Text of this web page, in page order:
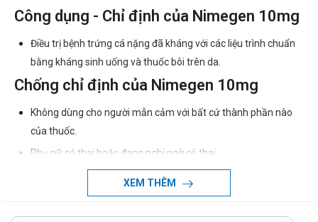
Công dụng - Chỉ định của Nimegen 10mg
Điều trị bệnh trứng cá nặng đã kháng với các liệu trình chuẩn
bằng kháng sinh uống và thuốc bôi trên da.
Chống chỉ định của Nimegen 10mg
Không dùng cho người mẫn cảm với bất cứ thành phần nào
của thuốc.
Phụ nữ có thai hoặc đang nghi ngờ có thai.
Lipid máu cao.
Dư vitamin A.
XEM THÊM